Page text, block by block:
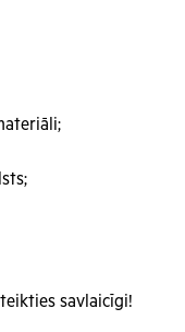
savlaicīgi!